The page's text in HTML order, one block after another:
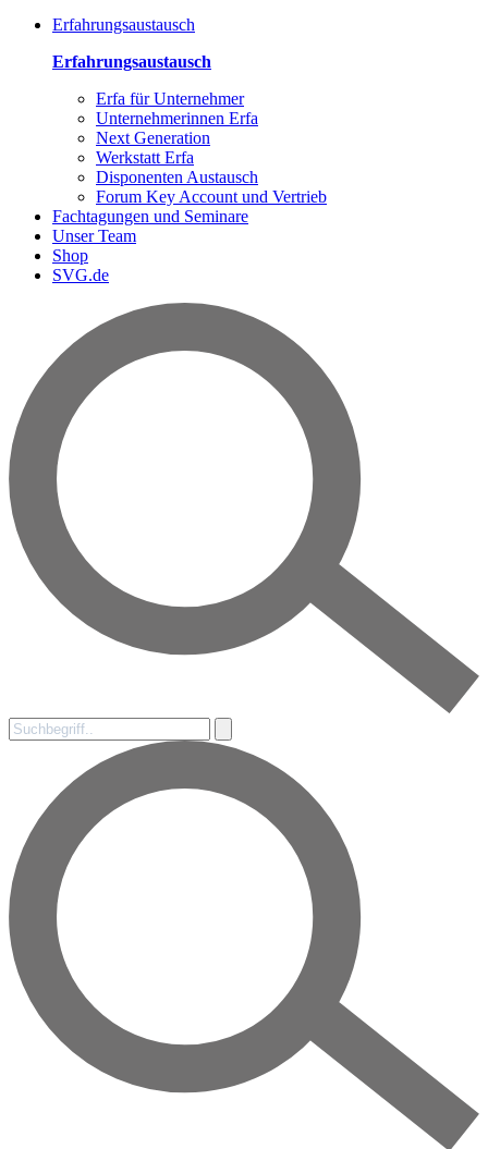
Erfahrungsaustausch
Erfahrungsaustausch
Erfa für Unternehmer
Unternehmerinnen Erfa
Next Generation
Werkstatt Erfa
Disponenten Austausch
Forum Key Account und Vertrieb
Fachtagungen und Seminare
Unser Team
Shop
SVG.de